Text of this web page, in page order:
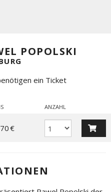
POPOLSKI
ein Ticket
ANZAHL
€